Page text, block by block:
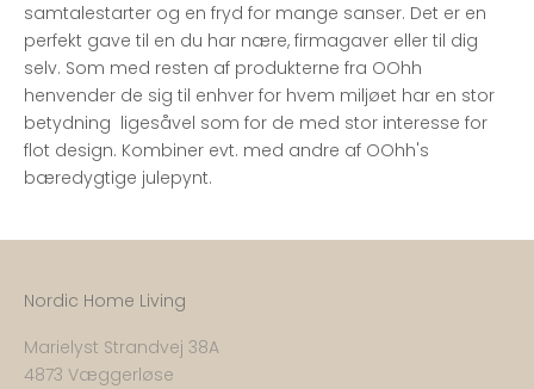
samtalestarter og en fryd for mange sanser. Det er en
perfekt gave til en du har nære, firmagaver eller til dig
selv. Som med resten af produkterne fra OOhh
henvender de sig til enhver for hvem miljøet har en stor
betydning ligesåvel som for de med stor interesse for
flot design. Kombiner evt. med andre af OOhh's
bæredygtige julepynt.
Nordic Home Living
Marielyst Strandvej 38A
4873 Væggerløse